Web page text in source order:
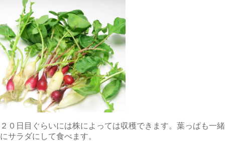
２０日目ぐらいには株によっては収穫できます。葉っぱも一緒
にサラダにして食べます。